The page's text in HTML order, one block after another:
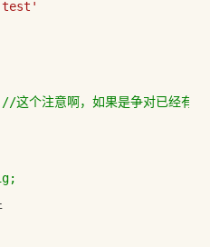
//这个注意啊，如果是争对已经有